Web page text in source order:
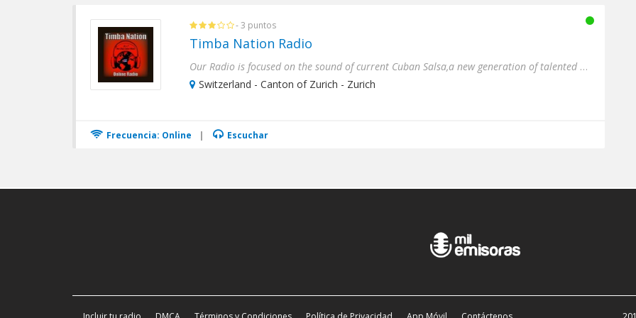
- 3 puntos
Timba Nation Radio
Our Radio is focused on the sound of current Cuban Salsa,a new generation of talented musicians are giving Timba Musi...
Switzerland - Canton of Zurich - Zurich
Frecuencia: Online | Escuchar